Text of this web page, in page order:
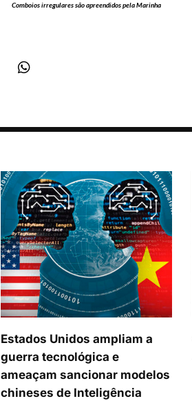
Comboios irregulares são apreendidos pela Marinha
Estados Unidos ampliam a
guerra tecnológica e
ameaçam sancionar modelos
chineses de Inteligência